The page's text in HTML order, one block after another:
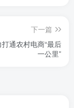
下一篇
通农村电商“最后
一公里”